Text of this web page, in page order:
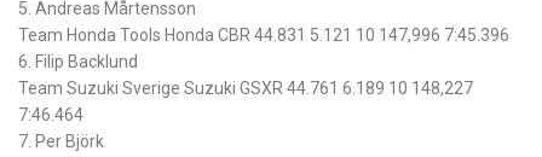
5. Andreas Mårtensson
Team Honda Tools Honda CBR 44.831 5.121 10 147,996 7:45.396
6. Filip Backlund
Team Suzuki Sverige Suzuki GSXR 44.761 6.189 10 148,227
7:46.464
7. Per Björk